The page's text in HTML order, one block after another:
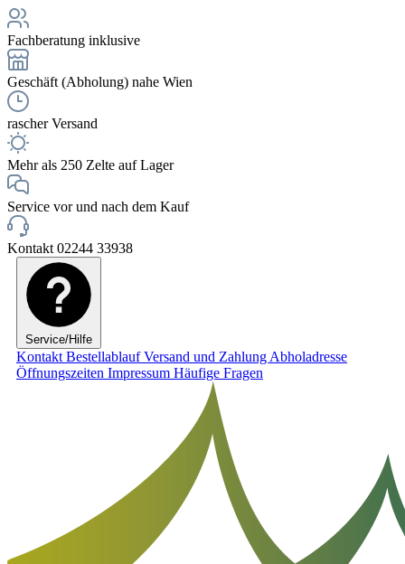
Fachberatung inklusive
Geschäft (Abholung) nahe Wien
rascher Versand
Mehr als 250 Zelte auf Lager
Service vor und nach dem Kauf
Kontakt 02244 33938
Service/Hilfe
Kontakt BestellablaufVersand und Zahlung Abholadresse
Öffnungszeiten Impressum Häufige Fragen